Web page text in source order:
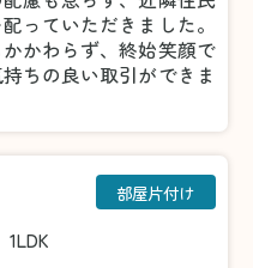
っていただきました。
かわらず、終始笑顔で
ちの良い取引ができま
1LDK
部屋片付け